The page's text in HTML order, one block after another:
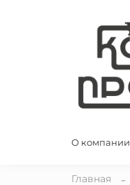
О компании
Главная